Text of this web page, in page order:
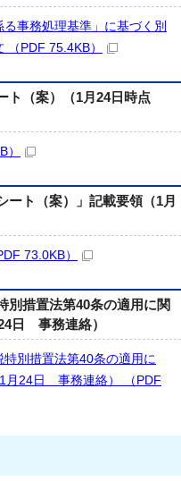
る事務処理基準」に基づく別
PDF 75.4KB）
ト（案）（1月24日時点
ート（案）」記載要領（1月
73.0KB）
別措置法第40条の適用に関
日 事務連絡）
別措置法第40条の適用に
月24日 事務連絡） （PDF